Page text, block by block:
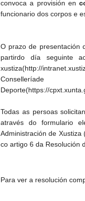
convoca a provisión en
funcionario dos corpos e
O prazo de presentación
partirdo día seguinte
xustiza(http://
Deporte(https://
Todas as persoas
através do formulario
Administración de Xustiza
co artigo 6 da Resolución
Para ver a resolución